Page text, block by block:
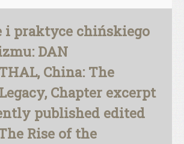
i praktyce chińskiego
DAN
China: The
Chapter excerpt
published edited
Rise of the